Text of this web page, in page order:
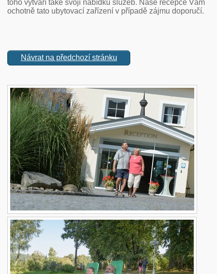
toho vytváří také svoji nabídku služeb. Naše recepce Vám
ochotně tato ubytovací zařízení v případě zájmu doporučí.
Návrat na předchozí stránku